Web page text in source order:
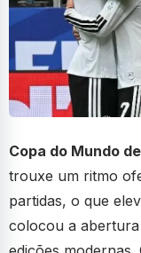
Copa do Mundo
trouxe um ritmo
partidas, o que
colocou a abertura